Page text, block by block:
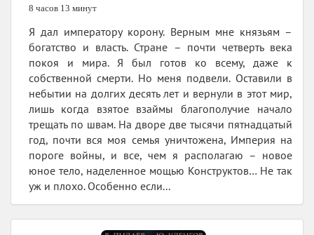
8 часов 13 минут
Я дал императору корону. Верным мне князьям –
богатство и власть. Стране – почти четверть века
покоя и мира. Я был готов ко всему, даже к
собственной смерти. Но меня подвели. Оставили в
небытии на долгих десять лет и вернули в этот мир,
лишь когда взятое взаймы благополучие начало
трещать по швам. На дворе две тысячи пятнадцатый
год, почти вся моя семья уничтожена, Империя на
пороге войны, и все, чем я располагаю – новое
юное тело, наделенное мощью Конструктов… Не так
уж и плохо. Особенно если...